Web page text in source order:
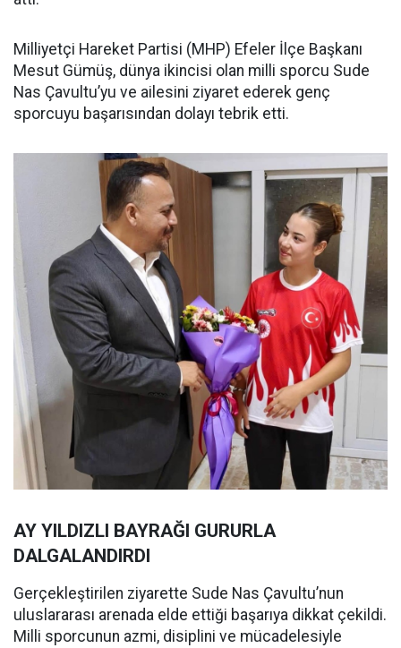
Milliyetçi Hareket Partisi (MHP) Efeler İlçe Başkanı
Mesut Gümüş, dünya ikincisi olan milli sporcu Sude
Nas Çavultu’yu ve ailesini ziyaret ederek genç
sporcuyu başarısından dolayı tebrik etti.
AY YILDIZLI BAYRAĞI GURURLA
DALGALANDIRDI
Gerçekleştirilen ziyarette Sude Nas Çavultu’nun
uluslararası arenada elde ettiği başarıya dikkat çekildi.
Milli sporcunun azmi, disiplini ve mücadelesiyle